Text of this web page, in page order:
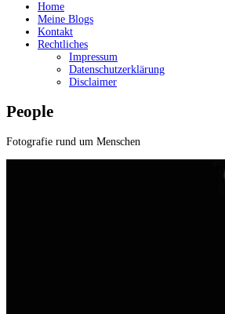
Home
Meine Blogs
Kontakt
Rechtliches
Impressum
Datenschutzerklärung
Disclaimer
People
Fotografie rund um Menschen